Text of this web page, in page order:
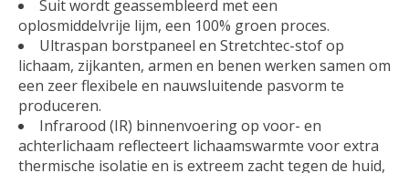
Suit wordt geassembleerd met een
oplosmiddelvrije lijm, een 100% groen proces.
Ultraspan borstpaneel en Stretchtec-stof op
lichaam, zijkanten, armen en benen werken samen om
een ​​zeer flexibele en nauwsluitende pasvorm te
produceren.
Infrarood (IR) binnenvoering op voor- en
achterlichaam reflecteert lichaamswarmte voor extra
thermische isolatie en is extreem zacht tegen de huid,